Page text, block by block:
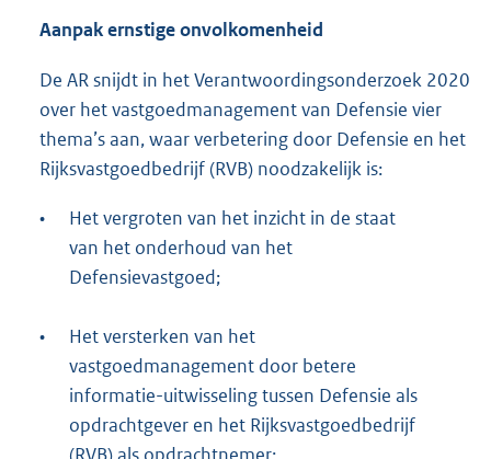
Aanpak ernstige onvolkomenheid
De AR snijdt in het Verantwoordingsonderzoek 2020
over het vastgoedmanagement van Defensie vier
thema’s aan, waar verbetering door Defensie en het
Rijksvastgoedbedrijf (RVB) noodzakelijk is:
•
Het vergroten van het inzicht in de staat
van het onderhoud van het
Defensievastgoed;
•
Het versterken van het
vastgoedmanagement door betere
informatie-uitwisseling tussen Defensie als
opdrachtgever en het Rijksvastgoedbedrijf
(RVB) als opdrachtnemer;